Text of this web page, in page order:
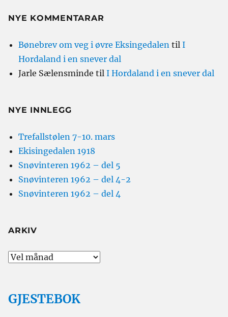
NYE KOMMENTARAR
Bønebrev om veg i øvre Eksingedalen til I
Hordaland i en snever dal
Jarle Sælensminde til I Hordaland i en snever dal
NYE INNLEGG
Trefallstølen 7-10. mars
Ekisingedalen 1918
Snøvinteren 1962 – del 5
Snøvinteren 1962 – del 4-2
Snøvinteren 1962 – del 4
ARKIV
Arkiv
GJESTEBOK